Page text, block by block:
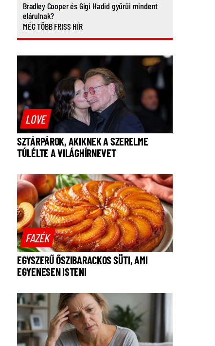
Bradley Cooper és Gigi Hadid gyűrűi mindent
elárulnak?
MÉG TÖBB FRISS HÍR
LOVE
SZTÁRPÁROK, AKIKNEK A SZERELME
TÚLÉLTE A VILÁGHÍRNEVET
FAZÉK
EGYSZERŰ ŐSZIBARACKOS SÜTI, AMI
EGYENESEN ISTENI